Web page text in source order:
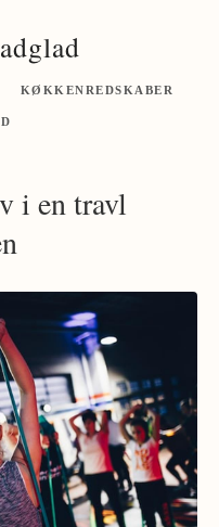
KØKKENREDSKABER
i en travl